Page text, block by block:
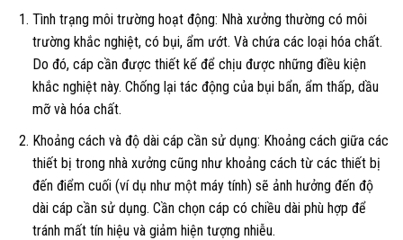
Tình trạng môi trường hoạt động: Nhà xưởng thường có môi
trường khắc nghiệt, có bụi, ẩm ướt. Và chứa các loại hóa chất.
Do đó, cáp cần được thiết kế để chịu được những điều kiện
khắc nghiệt này. Chống lại tác động của bụi bẩn, ẩm thấp, dầu
mỡ và hóa chất.
Khoảng cách và độ dài cáp cần sử dụng: Khoảng cách giữa các
thiết bị trong nhà xưởng cũng như khoảng cách từ các thiết bị
đến điểm cuối (ví dụ như một máy tính) sẽ ảnh hưởng đến độ
dài cáp cần sử dụng. Cần chọn cáp có chiều dài phù hợp để
tránh mất tín hiệu và giảm hiện tượng nhiễu.